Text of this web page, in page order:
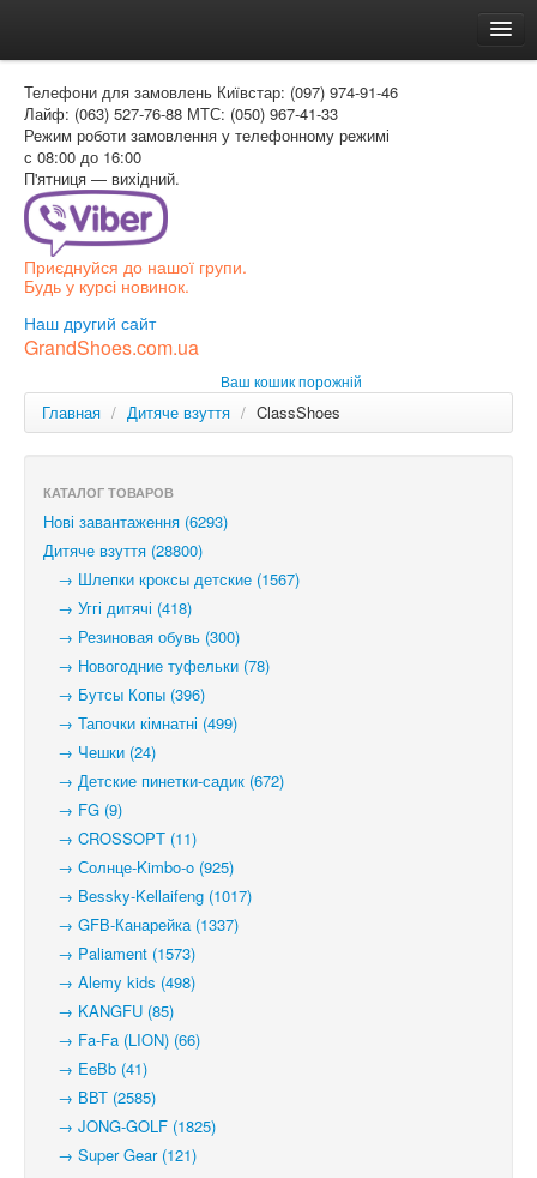
Доставка и оплата
Как заказать
Контакти
Таблиця розмірів
Вхід для покупця
РОС
Телефони для замовлень Київстар: (097) 974-91-46
Лайф: (063) 527-76-88 МТС: (050) 967-41-33
Режим роботи замовлення у телефонному режимі
с 08:00 до 16:00
П'ятниця — вихідний.
Приєднуйся до нашої групи.
Будь у курсі новинок.
Наш другий сайт
GrandShoes.com.ua
Ваш кошик порожній
Главная / Дитяче взуття / ClassShoes
КАТАЛОГ ТОВАРОВ
Нові завантаження (6293)
Дитяче взуття (28800)
→ Шлепки кроксы детские (1567)
→ Уггі дитячі (418)
→ Резиновая обувь (300)
→ Новогодние туфельки (78)
→ Бутсы Копы (396)
→ Тапочки кімнатні (499)
→ Чешки (24)
→ Детские пинетки-садик (672)
→ FG (9)
→ CROSSOPT (11)
→ Солнце-Kimbo-o (925)
→ Bessky-Kellaifeng (1017)
→ GFB-Канарейка (1337)
→ Paliament (1573)
→ Alemy kids (498)
→ KANGFU (85)
→ Fa-Fa (LION) (66)
→ EeBb (41)
→ ВВТ (2585)
→ JONG-GOLF (1825)
→ Super Gear (121)